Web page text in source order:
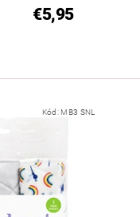
€5,95
Kód: MB3 SNL